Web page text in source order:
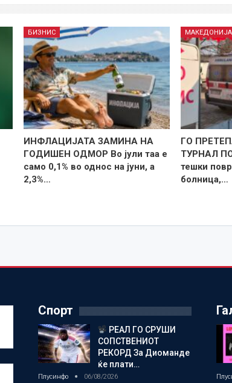
БИЗНИС
ИНФЛАЦИЈАТА ЗАМИНА НА
ГОДИШЕН ОДМОР Во јули таа е
само 0,1% во однос на јуни, а
2,3%…
МАКЕДОНИЈА
ГО
ТУРНАЛ
тешки
болница,…
Спорт
РЕАЛ ГО СРУШИ
СОПСТВЕНИОТ
РЕКОРД За Диоманде
ќе плати…
Плусинфо 06/08/2026